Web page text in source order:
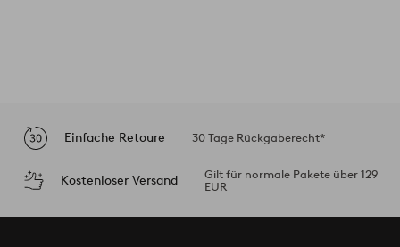
Einfache Retoure 30 Tage Rückgaberecht*
Kostenloser Versand
Gilt für normale Pakete über 129
EUR